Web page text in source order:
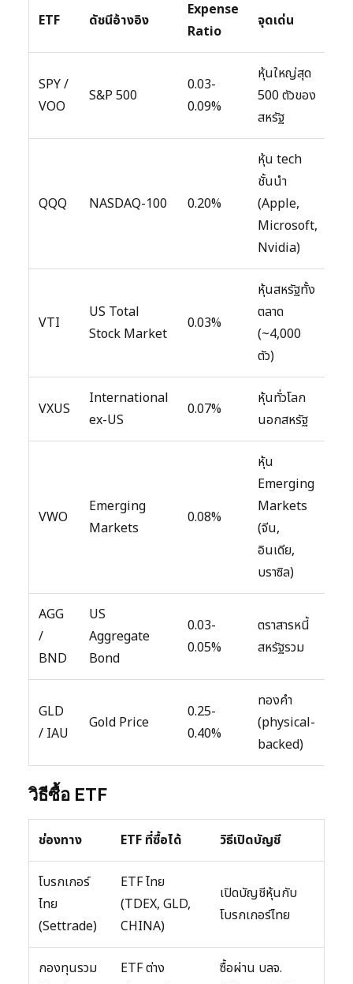
ETF ดัชนีอ้างอิง
Expense
Ratio
จุดเด่น
SPY /
VOO
S&P 500
0.03-
0.09%
หุ้นใหญ่สุด
500 ตัวของ
สหรัฐ
QQQ NASDAQ-100 0.20%
หุ้น tech
ชั้นนำ
(Apple,
Microsoft,
Nvidia)
VTI
US Total
Stock Market
0.03%
หุ้นสหรัฐทั้ง
ตลาด
(~4,000
ตัว)
VXUS
International
ex-US
0.07%
หุ้นทั่วโลก
นอกสหรัฐ
VWO
Emerging
Markets
0.08%
หุ้น
Emerging
Markets
(จีน,
อินเดีย,
บราซิล)
AGG
/
BND
US
Aggregate
Bond
0.03-
0.05%
ตราสารหนี้
สหรัฐรวม
GLD
/ IAU
Gold Price
0.25-
0.40%
ทองคำ
(physical-
backed)
วิธีซื้อ ETF
ช่องทาง ETF ที่ซื้อได้ วิธีเปิดบัญชี
โบรกเกอร์
ไทย
(Settrade)
ETF ไทย
(TDEX, GLD,
CHINA)
เปิดบัญชีหุ้นกับ
โบรกเกอร์ไทย
กองทุนรวม
ETF ต่าง
ซื้อผ่าน บลจ.